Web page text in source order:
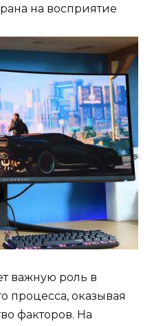
на восприятие
важную роль в
процесса, оказывая
факторов. На